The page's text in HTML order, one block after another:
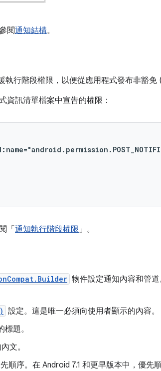
閱通知結構。
執行階段權限，以便從應用程式發布非豁免
資訊清單檔案中宣告的權限：
「通知執行階段權限 」。
物件設定通知內容和管
設定。這是唯一必須向使用者顯示的內容。
標題。
文。
順序。在 Android 7.1 和更早版本中，優先